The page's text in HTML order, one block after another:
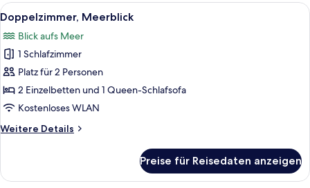
Alle
Fotos
für
Doppelzimmer,
Meerblick
anzeigen
Ein Hotelzimmer mit Bett,
4
Doppelzimmer, Meerblick
Blick aufs Meer
1 Schlafzimmer
Platz für 2 Personen
2 Einzelbetten und 1 Queen-Schlafsofa
Kostenloses WLAN
Weitere Details
Weitere
Meerblick
Preise für Reisedaten anzeigen